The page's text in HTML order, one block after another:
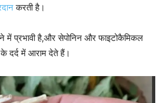
करती है।
में प्रभावी है,और सेपोनिन और फाइटोकैमिकल
दर्द में आराम देते हैं।